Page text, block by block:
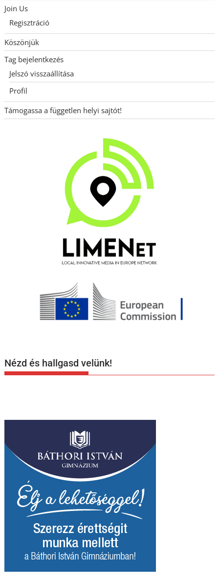
Join Us
Regisztráció
Köszönjük
Tag bejelentkezés
Jelszó visszaállítása
Profil
Támogassa a független helyi sajtót!
Nézd és hallgasd velünk!